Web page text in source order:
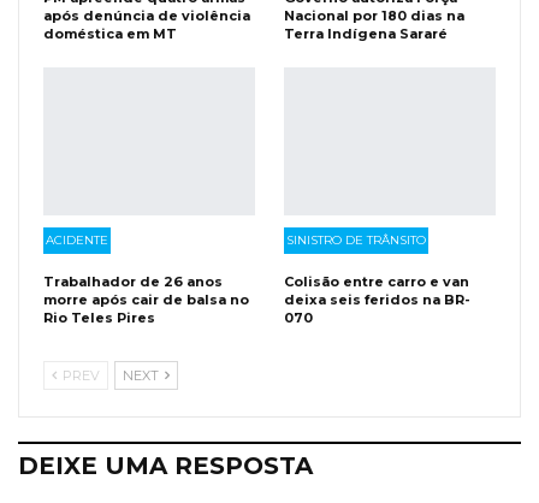
após denúncia de violência
doméstica em MT
Nacional por 180 dias na
Terra Indígena Sararé
ACIDENTE
Trabalhador de 26 anos
morre após cair de balsa no
Rio Teles Pires
SINISTRO DE TRÂNSITO
Colisão entre carro e van
deixa seis feridos na BR-
070
PREV NEXT
DEIXE UMA RESPOSTA